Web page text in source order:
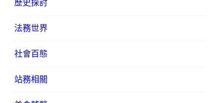
歷史探討
法務世界
社會百態
站務相關